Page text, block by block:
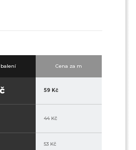
balení Cena za m
59 Kč
44 Kč
53 Kč